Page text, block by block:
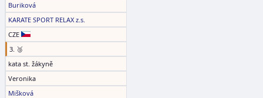
Buriková
KARATE SPORT RELAX z.s.
CZE
3. 🥉
kata st. žákyně
Veronika
Mišková